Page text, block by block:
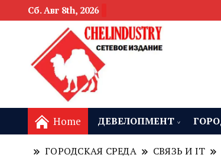
Сб. Авг 8th, 2026
Home ДЕВЕЛОПМЕНТ
ГОРОДСКАЯ СРЕДА СВЯЗЬ И IT